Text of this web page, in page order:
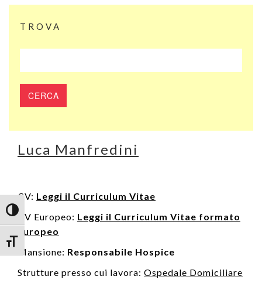
Attiva/disattiva alto contrasto
Attiva/disattiva dimensione testo
TROVA
Luca Manfredini
CV: Leggi il Curriculum Vitae
CV Europeo: Leggi il Curriculum Vitae formato
Europeo
Mansione: Responsabile Hospice
Strutture presso cui lavora: Ospedale Domiciliare